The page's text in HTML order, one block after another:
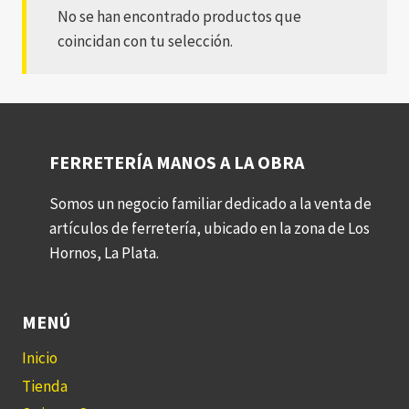
No se han encontrado productos que
coincidan con tu selección.
FERRETERÍA MANOS A LA OBRA
Somos un negocio familiar dedicado a la venta de
artículos de ferretería, ubicado en la zona de Los
Hornos, La Plata.
MENÚ
Inicio
Tienda